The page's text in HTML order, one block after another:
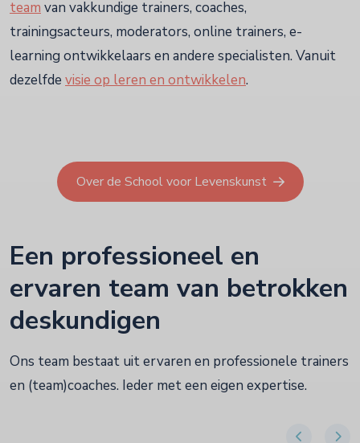
team van vakkundige trainers, coaches,
trainingsacteurs, moderators, online trainers, e-
learning ontwikkelaars en andere specialisten. Vanuit
dezelfde visie op leren en ontwikkelen.
Over de School voor Levenskunst
Een professioneel en
ervaren team van betrokken
deskundigen
Ons team bestaat uit ervaren en professionele trainers
en (team)coaches. Ieder met een eigen expertise.